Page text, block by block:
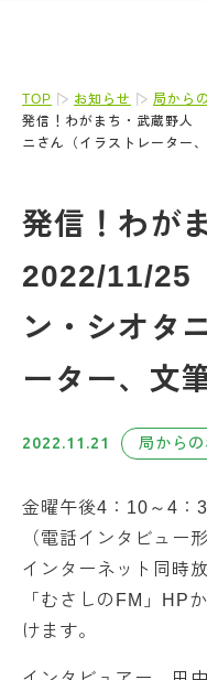
TOP お知らせ
局から
発信！わがまち・武蔵野
ニさん（イラストレーター、
発信！わが
2022/11/
ン・シオタ
ーター、文
2022.11.21 局から
金曜午後4：10～4
（電話インタビュー形
インターネット同時
「むさしのFM」HP
けます。